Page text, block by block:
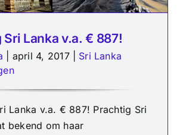
Sri Lanka v.a. € 887!
april 4, 2017
Sri Lanka
Lanka v.a. € 887! Prachtig Sri
bekend om haar